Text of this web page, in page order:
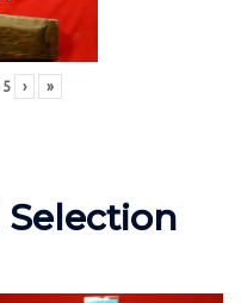
5 › »
Selection